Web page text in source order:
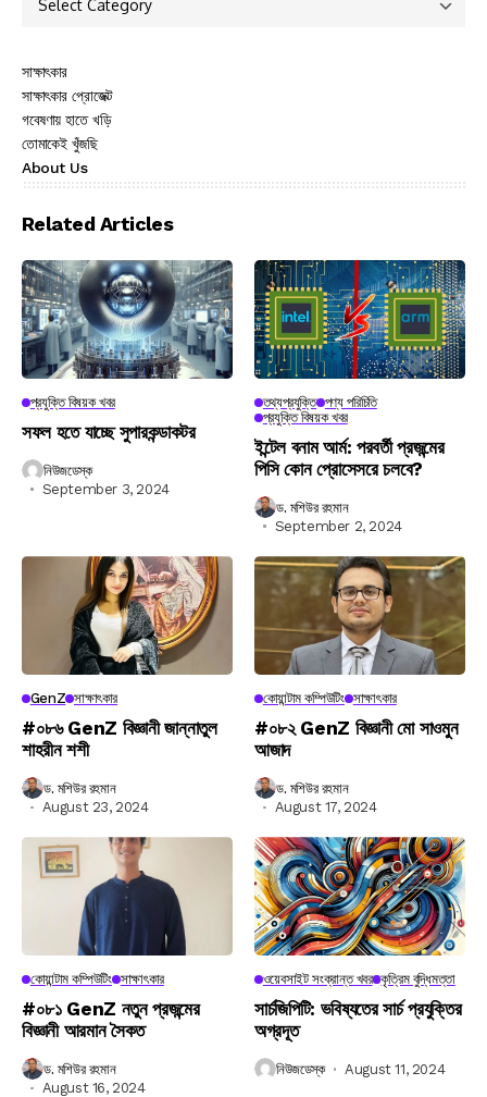
সাক্ষাৎকার
সাক্ষাৎকার প্রোজেক্ট
গবেষণায় হাতে খড়ি
তোমাকেই খুঁজছি
About Us
Related Articles
প্রযুক্তি বিষয়ক খবর
সফল হতে যাচ্ছে সুপারকন্ডাকটর
নিউজডেস্ক
September 3, 2024
তথ্যপ্রযুক্তি পণ্য পরিচিতি
প্রযুক্তি বিষয়ক খবর
ইন্টেল বনাম আর্ম: পরবর্তী প্রজন্মের
পিসি কোন প্রোসেসরে চলবে?
ড. মশিউর রহমান
September 2, 2024
GenZ সাক্ষাৎকার
#০৮৬ GenZ বিজ্ঞানী জান্নাতুল
শাহরীন শশী
ড. মশিউর রহমান
August 23, 2024
কোয়ান্টাম কম্পিউটিং সাক্ষাৎকার
#০৮২ GenZ বিজ্ঞানী মো সাওমুন
আজাদ
ড. মশিউর রহমান
August 17, 2024
কোয়ান্টাম কম্পিউটিং সাক্ষাৎকার
#০৮১ GenZ নতুন প্রজন্মের
বিজ্ঞানী আরমান সৈকত
ড. মশিউর রহমান
August 16, 2024
ওয়েবসাইট সংক্রান্ত খবর কৃত্রিম বুদ্ধিমত্তা
সার্চজিপিটি: ভবিষ্যতের সার্চ প্রযুক্তির
অগ্রদূত
নিউজডেস্ক August 11, 2024